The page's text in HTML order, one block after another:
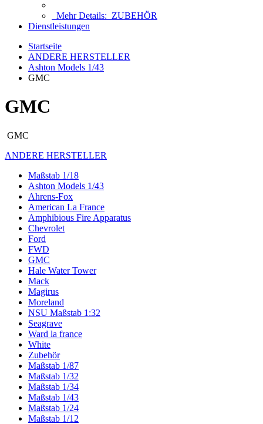
Mehr Details: ZUBEHÖR
Dienstleistungen
Startseite
ANDERE HERSTELLER
Ashton Models 1/43
GMC
GMC
GMC
ANDERE HERSTELLER
Maßstab 1/18
Ashton Models 1/43
Ahrens-Fox
American La France
Amphibious Fire Apparatus
Chevrolet
Ford
FWD
GMC
Hale Water Tower
Mack
Magirus
Moreland
NSU Maßstab 1:32
Seagrave
Ward la france
White
Zubehör
Maßstab 1/87
Maßstab 1/32
Maßstab 1/34
Maßstab 1/43
Maßstab 1/24
Maßstab 1/12